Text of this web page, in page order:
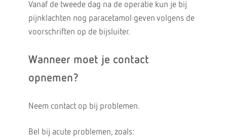
Vanaf de tweede dag na de operatie kun je bij
pijnklachten nog paracetamol geven volgens de
voorschriften op de bijsluiter.
Wanneer moet je contact
opnemen?
Neem contact op bij problemen.
Bel bij acute problemen, zoals: